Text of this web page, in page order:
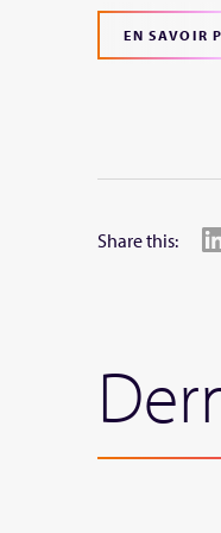
EN SAVOIR
Share this: